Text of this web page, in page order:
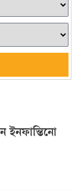
ইনফান্তিনো